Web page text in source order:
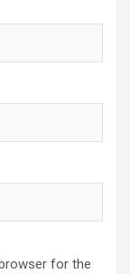
for the